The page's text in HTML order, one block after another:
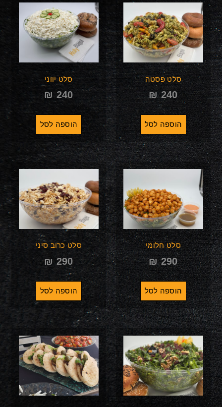
סלט פסטה
₪240
הוספה לסל
סלט יווני
₪ 240
הוספה לסל
סלט חלומי
₪290
הוספה לסל
סלט כרוב סיני
₪ 290
הוספה לסל